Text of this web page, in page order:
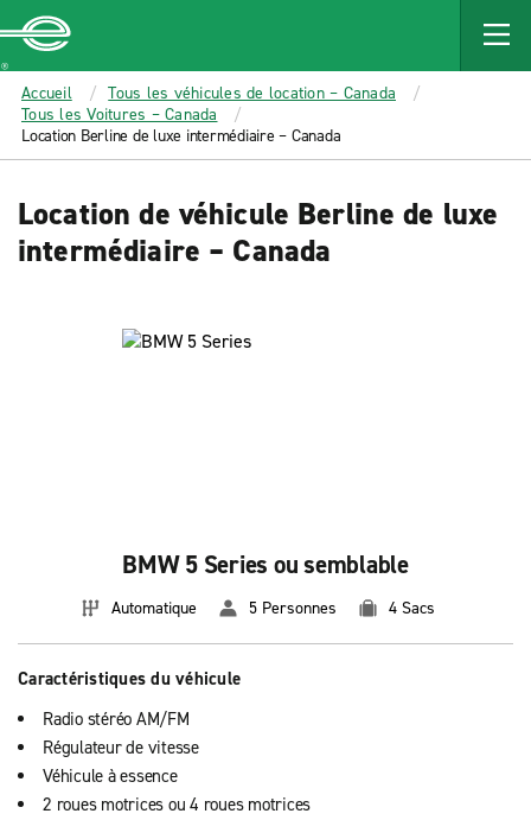
MAIN
CONTENT
Enterprise
Accueil
Tous les véhicules de location – Canada
Tous les Voitures – Canada
Location Berline de luxe intermédiaire – Canada
Location de véhicule Berline de luxe
intermédiaire – Canada
BMW 5 Series ou semblable
Automatique 5 Personnes 4 Sacs
Caractéristiques du véhicule
Radio stéréo AM/FM
Régulateur de vitesse
Véhicule à essence
2 roues motrices ou 4 roues motrices